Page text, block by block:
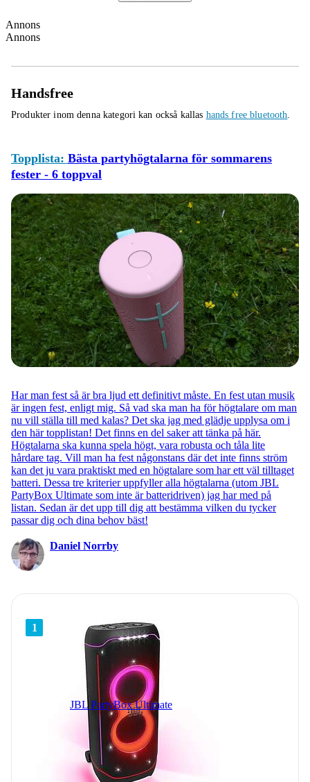
Annons
Annons
Handsfree
Produkter inom denna kategori kan också kallas hands free bluetooth.
Topplista: Bästa partyhögtalarna för sommarens
fester - 6 toppval
Har man fest så är bra ljud ett definitivt måste. En fest utan musik
är ingen fest, enligt mig. Så vad ska man ha för högtalare om man
nu vill ställa till med kalas? Det ska jag med glädje upplysa om i
den här topplistan! Det finns en del saker att tänka på här.
Högtalarna ska kunna spela högt, vara robusta och tåla lite
hårdare tag. Vill man ha fest någonstans där det inte finns ström
kan det ju vara praktiskt med en högtalare som har ett väl tilltaget
batteri. Dessa tre kriterier uppfyller alla högtalarna (utom JBL
PartyBox Ultimate som inte är batteridriven) jag har med på
listan. Sedan är det upp till dig att bestämma vilken du tycker
passar dig och dina behov bäst!
Daniel Norrby
1
JBL PartyBox Ultimate